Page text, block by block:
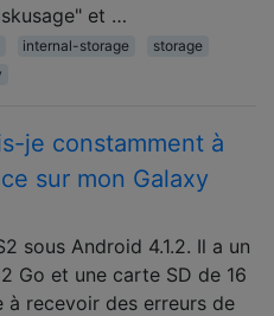
et …
internal-storage
storage
je constamment à
sur mon Galaxy
sous Android 4.1.2. Il a un
Go et une carte SD de 16
à recevoir des erreurs de